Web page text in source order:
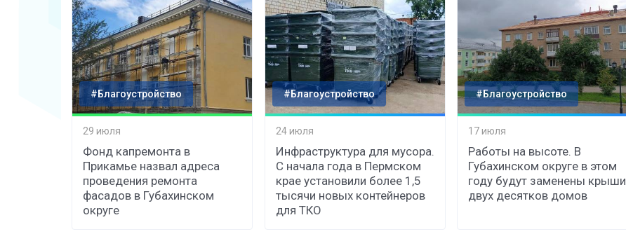
#Благоустройство
29 июля
Фонд капремонта в
Прикамье назвал адреса
проведения ремонта
фасадов в Губахинском
округе
#Благоустройство
24 июля
Инфраструктура для мусора.
С начала года в Пермском
крае установили более 1,5
тысячи новых контейнеров
для ТКО
#Благоустройство
17 июля
Работы на высоте. В
Губахинском округе в этом
году будут заменены крыши
двух десятков домов